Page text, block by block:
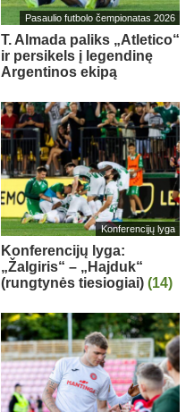
Pasaulio futbolo čempionatas 2026
T. Almada paliks „Atletico“
ir persikels į legendinę
Argentinos ekipą
Konferencijų lyga
Konferencijų lyga:
„Žalgiris“ – „Hajduk“
(rungtynės tiesiogiai) (14)